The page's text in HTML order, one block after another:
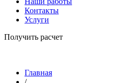
Контакты
Услуги
Получить расчет
Главная